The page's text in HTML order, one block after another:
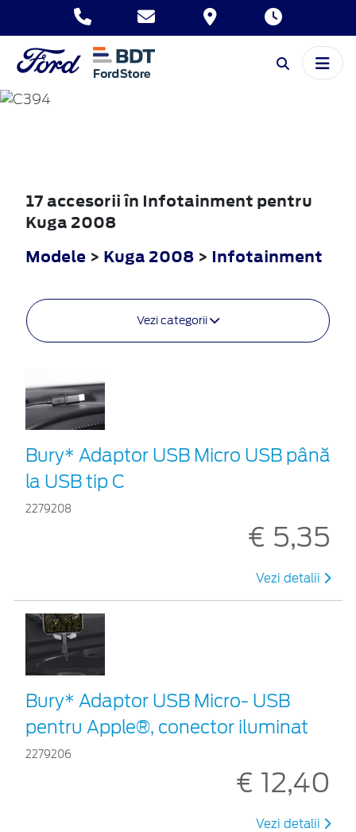
KUGA
17 accesorii în Infotainment pentru
Kuga 2008
Modele > Kuga 2008 > Infotainment
Vezi categorii
Bury* Adaptor USB Micro USB până
la USB tip C
2279208
€ 5,35
Vezi detalii
Bury* Adaptor USB Micro- USB
pentru Apple®, conector iluminat
2279206
€ 12,40
Vezi detalii